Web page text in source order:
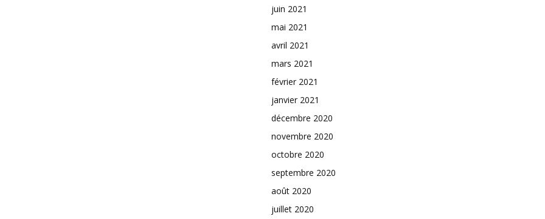
juin 2021
mai 2021
avril 2021
mars 2021
février 2021
janvier 2021
décembre 2020
novembre 2020
octobre 2020
septembre 2020
août 2020
juillet 2020